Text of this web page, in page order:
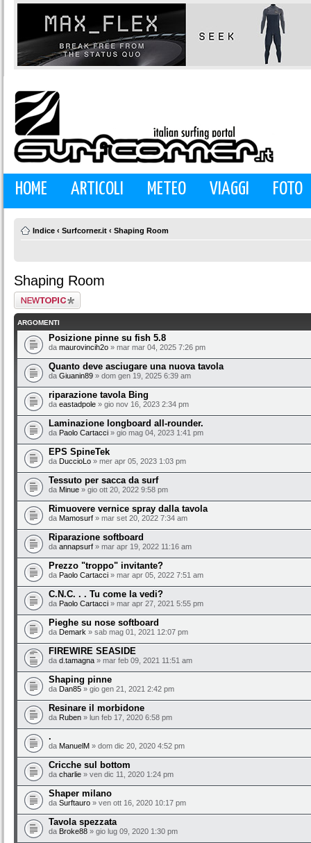
HOME ARTICOLI METEO VIAGGI FOTO
Indice ‹ Surfcorner.it ‹ Shaping Room
Shaping Room
Scrivi un nuovo
argomento
ARGOMENTI
Posizione pinne su fish 5.8
da maurovincih2o » mar mar 04, 2025 7:26 pm
Quanto deve asciugare una nuova tavola
da Giuanin89 » dom gen 19, 2025 6:39 am
riparazione tavola Bing
da eastadpole » gio nov 16, 2023 2:34 pm
Laminazione longboard all-rounder.
da Paolo Cartacci » gio mag 04, 2023 1:41 pm
EPS SpineTek
da DuccioLo » mer apr 05, 2023 1:03 pm
Tessuto per sacca da surf
da Minue » gio ott 20, 2022 9:58 pm
Rimuovere vernice spray dalla tavola
da Mamosurf » mar set 20, 2022 7:34 am
Riparazione softboard
da annapsurf » mar apr 19, 2022 11:16 am
Prezzo "troppo" invitante?
da Paolo Cartacci » mar apr 05, 2022 7:51 am
C.N.C. . . Tu come la vedi?
da Paolo Cartacci » mar apr 27, 2021 5:55 pm
Pieghe su nose softboard
da Demark » sab mag 01, 2021 12:07 pm
FIREWIRE SEASIDE
da d.tamagna » mar feb 09, 2021 11:51 am
Shaping pinne
da Dan85 » gio gen 21, 2021 2:42 pm
Resinare il morbidone
da Ruben » lun feb 17, 2020 6:58 pm
.
da ManuelM » dom dic 20, 2020 4:52 pm
Cricche sul bottom
da charlie » ven dic 11, 2020 1:24 pm
Shaper milano
da Surftauro » ven ott 16, 2020 10:17 pm
Tavola spezzata
da Broke88 » gio lug 09, 2020 1:30 pm